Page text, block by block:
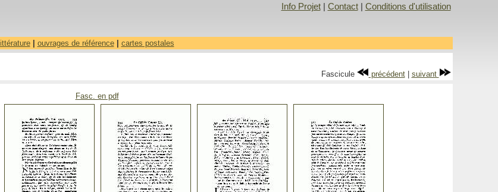
Info Projet| Contact| Conditions d'utilisation
littérature| ouvrages de référence| cartes postales
Fascicule précédent| suivant
Fasc. en pdf